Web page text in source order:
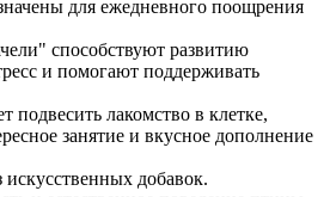
для ежедневного поощрения
способствуют развитию
и помогают поддерживать
подвесить лакомство в клетке,
занятие и вкусное дополнение
добавок.